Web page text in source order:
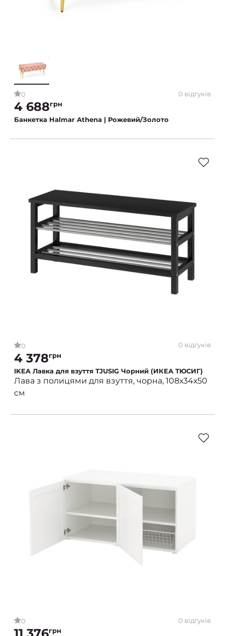
0 0 відгуків
4 688грн
Банкетка Halmar Athena | Рожевий/Золото
0 0 відгуків
4 378грн
IKEA Лавка для взуття TJUSIG Чорний (ИКЕА ТЮСИГ)
Лава з полицями для взуття, чорна, 108х34х50
см
0 0 відгуків
грн